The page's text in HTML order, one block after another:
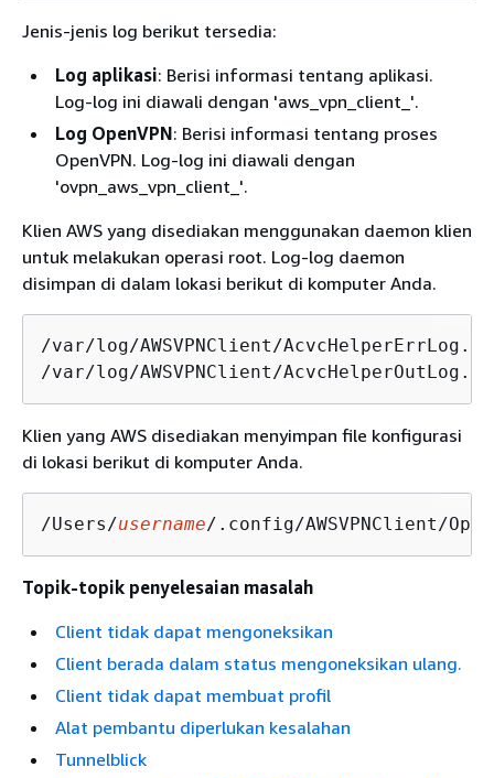
Jenis-jenis log berikut tersedia:
Log aplikasi: Berisi informasi tentang aplikasi.
Log-log ini diawali dengan 'aws_vpn_client_'.
Log OpenVPN: Berisi informasi tentang proses
OpenVPN. Log-log ini diawali dengan
'ovpn_aws_vpn_client_'.
Klien AWS yang disediakan menggunakan daemon klien
untuk melakukan operasi root. Log-log daemon
disimpan di dalam lokasi berikut di komputer Anda.
/var/log/AWSVPNClient/
/var/log/AWSVPNClient/
Klien yang AWS disediakan menyimpan file konfigurasi
di lokasi berikut di komputer Anda.
/Users/username/.config/AWSVPNClient/
Topik-topik penyelesaian masalah
Client tidak dapat mengoneksikan
Client berada dalam status mengoneksikan ulang.
Client tidak dapat membuat profil
Alat pembantu diperlukan kesalahan
Tunnelblick